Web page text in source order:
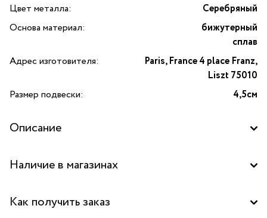
Цвет металла:
Серебряный
Основа материал:
бижутерный
сплав
Адрес изготовителя:
Paris, France 4 place Franz,
Liszt 75010
Размер подвески:
4,5см
Описание
украшение от французского бренда Moon Paris, которое
колье выполнено из высококачественного бижутерного
Наличие в магазинах
Бутик "La Nature" в ТД "Дружба", Москва
Как получить заказ